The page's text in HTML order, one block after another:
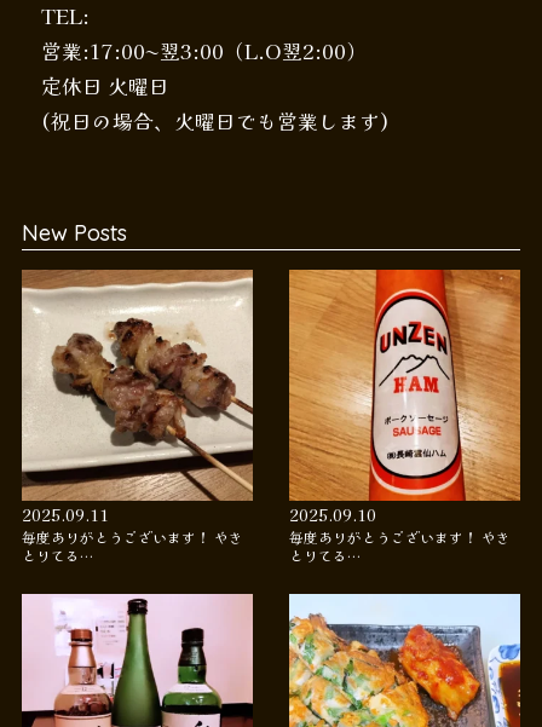
TEL:
営業:17:00〜翌3:00（L.O翌2:00）
定休日 火曜日
(祝日の場合、火曜日でも営業します)
New Posts
2025.09.11
毎度ありがとうございます！ やき
とりてる…
2025.09.10
毎度ありがとうございます！ やき
とりてる…